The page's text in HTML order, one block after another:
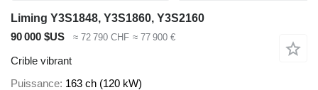
Liming Y3S1848, Y3S1860, Y3S2160
90 000 $US
≈ 72 790 CHF ≈ 77 900 €
Crible vibrant
Puissance 163 ch (120 kW)